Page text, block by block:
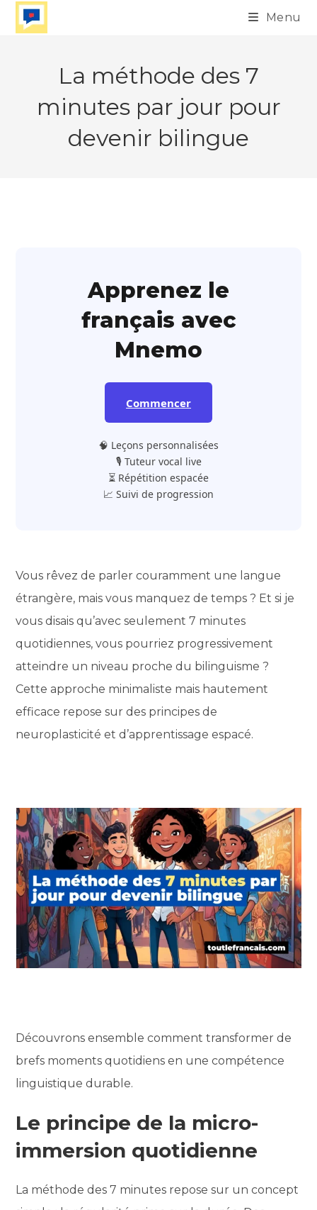
Skip
Menu
La méthode des 7
minutes par jour pour
devenir bilingue
Apprenez le
français avec
Mnemo
Commencer
🧠 Leçons personnalisées
🎙️ Tuteur vocal live
⏳ Répétition espacée
📈 Suivi de progression
Vous rêvez de parler couramment une langue
étrangère, mais vous manquez de temps ? Et si je
vous disais qu’avec seulement 7 minutes
quotidiennes, vous pourriez progressivement
atteindre un niveau proche du bilinguisme ?
Cette approche minimaliste mais hautement
efficace repose sur des principes de
neuroplasticité et d’apprentissage espacé.
Découvrons ensemble comment transformer de
brefs moments quotidiens en une compétence
linguistique durable.
Le principe de la micro-
immersion quotidienne
La méthode des 7 minutes repose sur un concept